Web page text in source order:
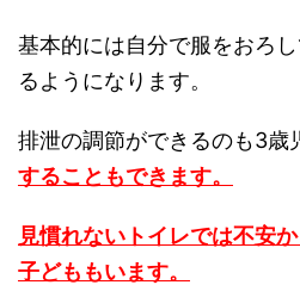
基本的には自分で服をおろ
るようになります。
排泄の調節ができるのも3歳
することもできます。
見慣れないトイレでは不安
子どももいます。